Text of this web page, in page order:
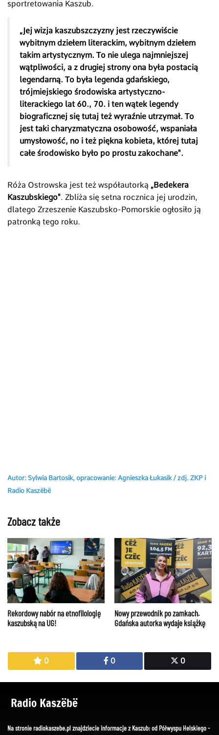
0 0 0
sportretowania Kaszub.
„Jej wizja kaszubszczyzny jest rzeczywiście
wybitnym dziełem literackim, wybitnym dziełem
takim artystycznym. To nie ulega najmniejszej
wątpliwości, a z drugiej strony ona była postacią
legendarną. To była legenda gdańskiego,
trójmiejskiego środowiska artystyczno-
literackiego lat 60., 70. i ten wątek legendy
biograficznej się tutaj też wyraźnie utrzymał. To
jest taki charyzmatyczna osobowość, wspaniała
umysłowość, no i też piękna kobieta, której tutaj
całe środowisko było po prostu zakochane".
Róża Ostrowska jest też współautorką „Bedekera
Kaszubskiego". Zbliża się setna rocznica jej urodzin,
dlatego Zrzeszenie Kaszubsko-Pomorskie ogłosiło ją
patronką tego roku.
Autor: Sylwia Bartosik, opracowanie: Agnieszka Łukasik / zdj. ZKP i
Radio Kaszëbë
Zobacz także
Rekordowy nabór na etnofilologię
kaszubską na UG!
Nowy przewodnik po zamkach.
Gdańska autorka wydaje książkę
Radio Kaszëbë
Na stronie radiokaszebe.pl znajdziecie informacje z Kaszub: od Półwyspu Helskiego -